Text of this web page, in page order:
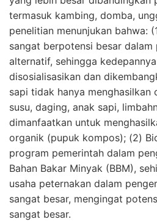
termasuk kambing, domba,
penelitian menunjukan bahwa:
sangat berpotensi besar dalam
alternatif, sehingga
disosialisasikan dan
sapi tidak hanya menghasilkan
susu, daging, anak sapi,
dimanfaatkan untuk
organik (pupuk kompos); (2)
program pemerintah dalam
Bahan Bakar Minyak (BBM),
usaha peternakan dalam
sangat besar, mengingat
sangat besar.